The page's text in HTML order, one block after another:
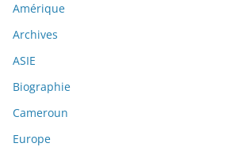
Amérique
Archives
ASIE
Biographie
Cameroun
Europe